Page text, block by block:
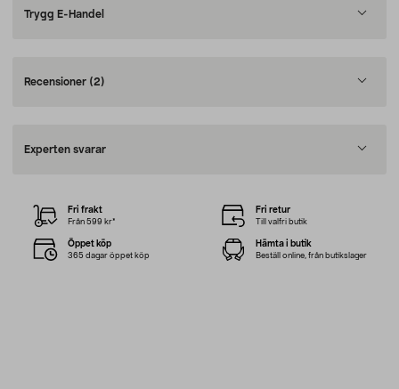
Trygg E-Handel
Recensioner (2)
Experten svarar
Fri frakt
Från 599 kr*
Fri retur
Till valfri butik
Öppet köp
365 dagar öppet köp
Hämta i butik
Beställ online, från butikslager